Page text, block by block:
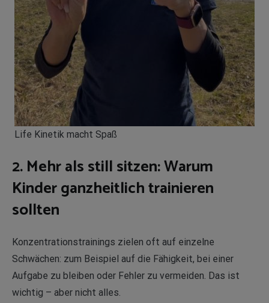
Life Kinetik macht Spaß
2. Mehr als still sitzen: Warum
Kinder ganzheitlich trainieren
sollten
Konzentrationstrainings zielen oft auf einzelne
Schwächen: zum Beispiel auf die Fähigkeit, bei einer
Aufgabe zu bleiben oder Fehler zu vermeiden. Das ist
wichtig – aber nicht alles.